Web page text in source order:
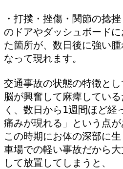
・打撲・挫傷・関節の捻
のドアやダッシュボード
た箇所が、数日後に強い
なって現れます。
交通事故の状態の特徴と
脳が興奮して麻痺してい
く、数日から1週間ほど経
痛みが現れる」という点が
この時期にお体の深部に
車場での軽い事故だから
して放置してしまうと、